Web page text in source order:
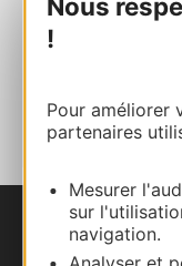
Nous
!
Pour améliorer
partenaires
Mesurer
sur
navigation.
Site
AU CARNET
Nous